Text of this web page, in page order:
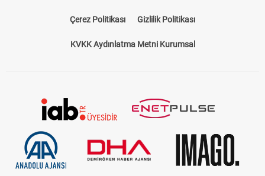
Çerez Politikası Gizlilik Politikası
KVKK Aydınlatma Metni Kurumsal